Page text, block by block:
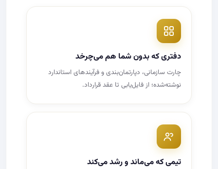
دفتری که بدون شما هم می‌چرخد
چارت سازمانی، دپارتمان‌بندی و فرآیندهای استاندارد
نوشته‌شده؛ از فایل‌یابی تا عقد قرارداد.
تیمی که می‌ماند و رشد می‌کند